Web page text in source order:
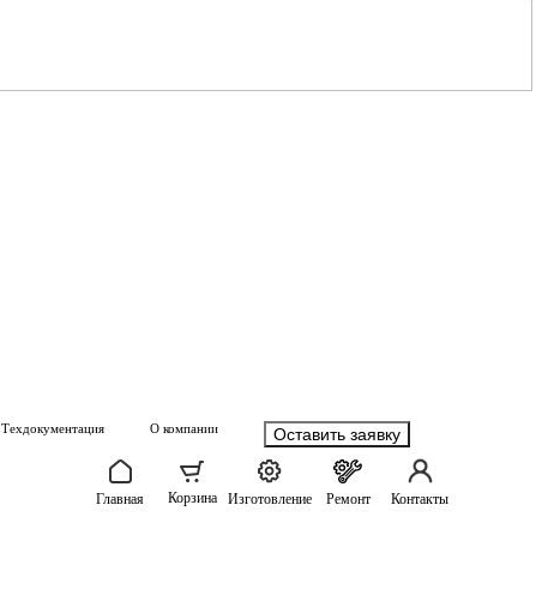
Техдокументация О компании Оставить заявку
Главная Корзина Изготовление Ремонт Контакты